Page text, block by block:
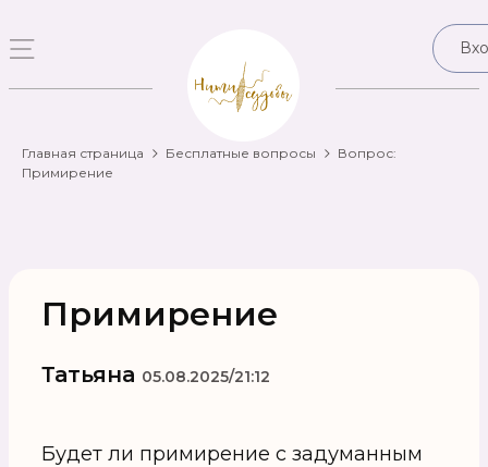
Главная страница Бесплатные вопросы
Вопрос:
Примирение
Примирение
Татьяна 05.08.2025/21:12
Будет ли примирение с задуманным